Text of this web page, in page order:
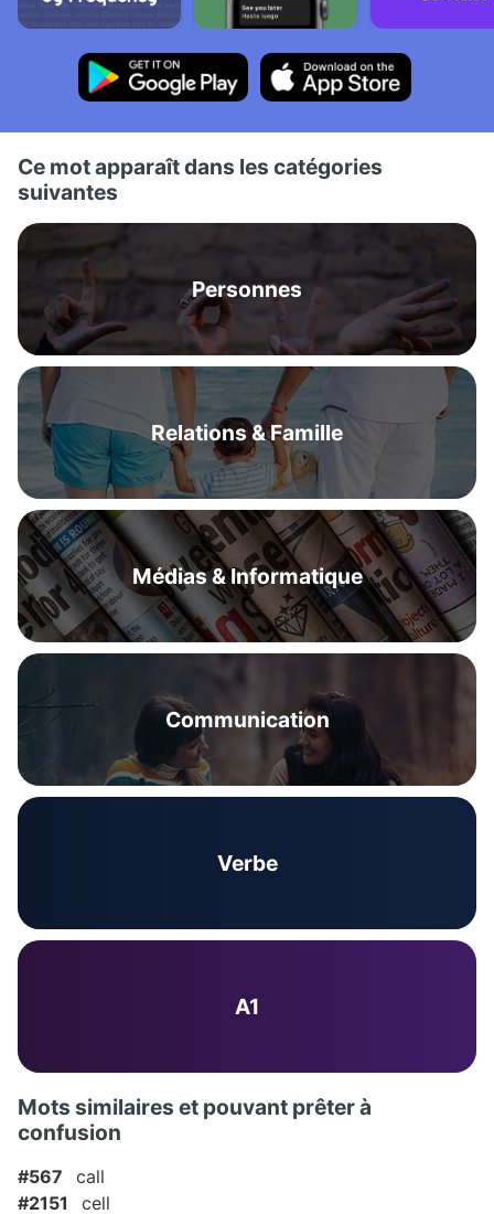
Ce mot apparaît dans les catégories
suivantes
Personnes
Relations & Famille
Médias & Informatique
Communication
Verbe
A1
Mots similaires et pouvant prêter à
confusion
#567
call
#2151
cell